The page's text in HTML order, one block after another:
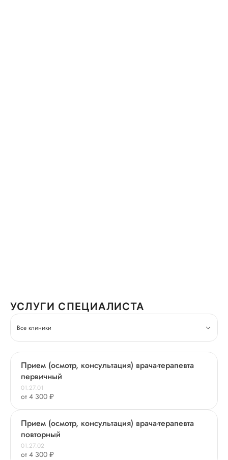
УСЛУГИ СПЕЦИАЛИСТА
Все клиники
Прием (осмотр, консультация) врача-терапевта
первичный
01.27.01
от 4 300 ₽
Прием (осмотр, консультация) врача-терапевта
повторный
01.27.02
от 4 300 ₽